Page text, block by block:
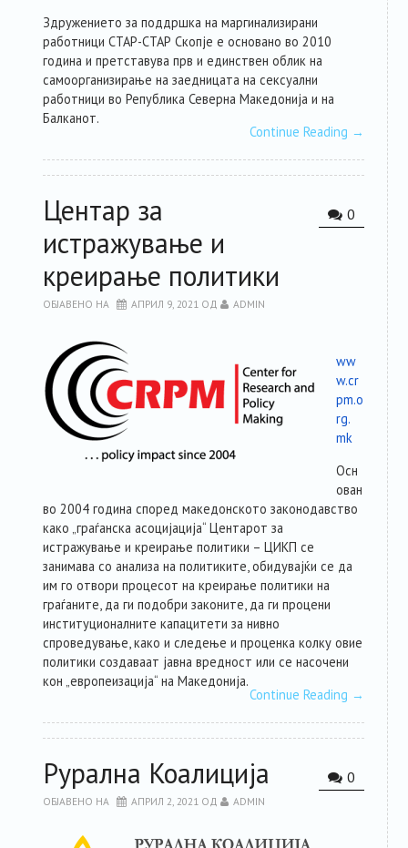
Здружението за поддршка на маргинализирани
работници СТАР-СТАР Скопје е основано во 2010
година и претставува прв и единствен облик на
самоорганизирање на заедницата на сексуални
работници во Република Северна Македонија и на
Балканот.
Continue Reading →
0
Центар за
истражување и
креирање политики
ОБЈАВЕНО НА АПРИЛ 9, 2021 ОД ADMIN
ww
w.cr
pm.o
rg.
mk
Осн
ован
во 2004 година според македонското законодавство
како „граѓанска асоцијација“ Центарот за
истражување и креирање политики – ЦИКП се
занимава со анализа на политиките, обидувајќи се да
им го отвори процесот на креирање политики на
граѓаните, да ги подобри законите, да ги процени
институционалните капацитети за нивно
спроведување, како и следење и проценка колку овие
политики создаваат јавна вредност или се насочени
кон „европеизација“ на Македонија.
Continue Reading →
0
Рурална Коалиција
ОБЈАВЕНО НА АПРИЛ 2, 2021 ОД ADMIN